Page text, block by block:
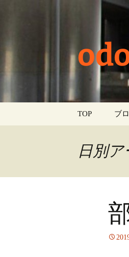
TOP ブ
学
部
日別ア